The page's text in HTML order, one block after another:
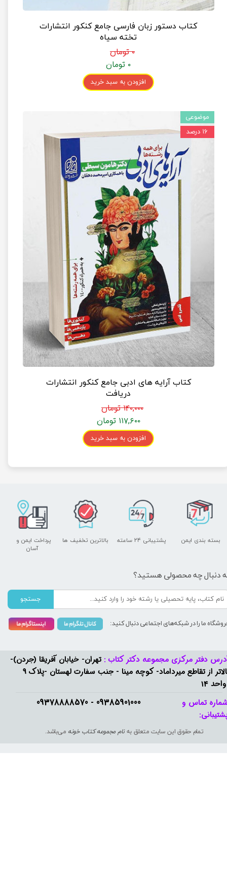
کتاب دستور زبان فارسی جامع کنکور انتشارات
تخته سیاه
۰ تومان
۰ تومان
افزودن به سبد خرید
کتاب آرایه های ادبی جامع کنکور انتشارات
دریافت
۱۴۰,۰۰۰ تومان
۱۱۷,۶۰۰ تومان
افزودن به سبد خرید
موضوعی
۱۶ درصد
09385901000 - 09378888570​​​​​​​
دفتر مرکزی مجموعه دکتر کتاب : تهران- خیابان آفریقا (جردن)-
بالاتر از تقاطع میرداماد- کوچه مینا - جنب سفارت لهستان -پلاک 9
14
تمام حقوق این سایت متعلق بهنام مجموعه کتاب خونه می‌باشد.
تماس و
پشتیبانی ۲۴ ساعته
پرداخت ایمن و ​​​​​​​
آسان
بسته بندی ایمن بالاترین تخفیف ها
دنبال چه محصولی هستید؟
جستجو
ما را در شبکه‌های اجتماعی دنبال کنید: